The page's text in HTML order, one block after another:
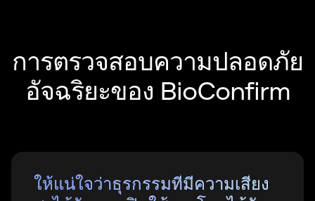
การตรวจสอบความปลอดภัย
อัจฉริยะของ BioConfirm
ให้แน่ใจว่าธุรกรรมที่มีความเสี่ยง